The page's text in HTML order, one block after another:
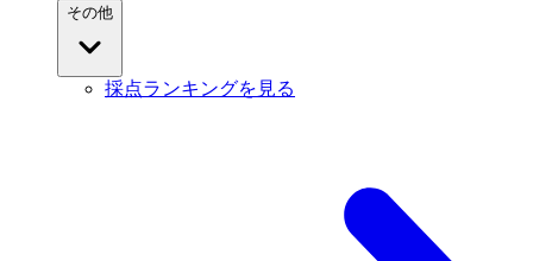
その他
採点ランキングを見る